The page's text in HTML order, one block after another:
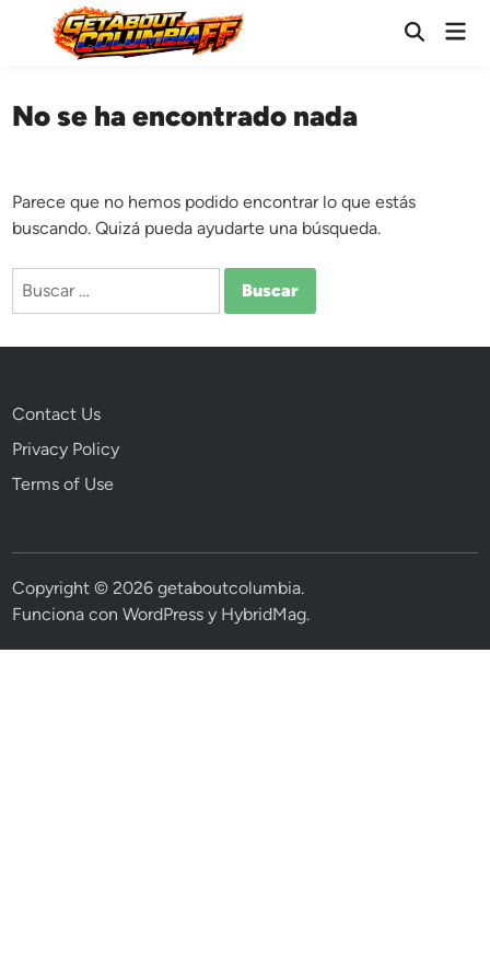
contenido
Abrir
No se ha encontrado nada
Parece que no hemos podido encontrar lo que estás
buscando. Quizá pueda ayudarte una búsqueda.
Buscar:
Contact Us
Privacy Policy
Terms of Use
Copyright © 2026getaboutcolumbia.
Funciona conWordPress y HybridMag.